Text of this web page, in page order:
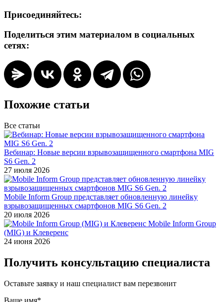
Присоединяйтесь:
Поделиться этим материалом в социальных
сетях:
Похожие статьи
Все статьи
Вебинар: Новые версии взрывозащищенного смартфона MIG
S6 Gen. 2
27 июля 2026
Mobile Inform Group представляет обновленную линейку
взрывозащищенных смартфонов MIG S6 Gen. 2
20 июля 2026
Mobile Inform Group
(MIG) и Клеверенс
24 июня 2026
Получить консультацию специалиста
Оставьте заявку и наш специалист вам перезвонит
Ваше имя*